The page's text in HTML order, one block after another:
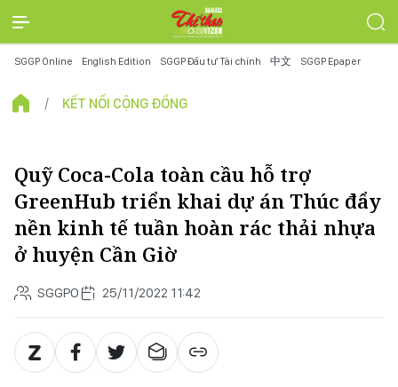
SGGP Online English Edition SGGP Đầu tư Tài chính 中文 SGGP Epaper
KẾT NỐI CỘNG ĐỒNG
Quỹ Coca-Cola toàn cầu hỗ trợ
GreenHub triển khai dự án Thúc đẩy
nền kinh tế tuần hoàn rác thải nhựa
ở huyện Cần Giờ
SGGPO 25/11/2022 11:42